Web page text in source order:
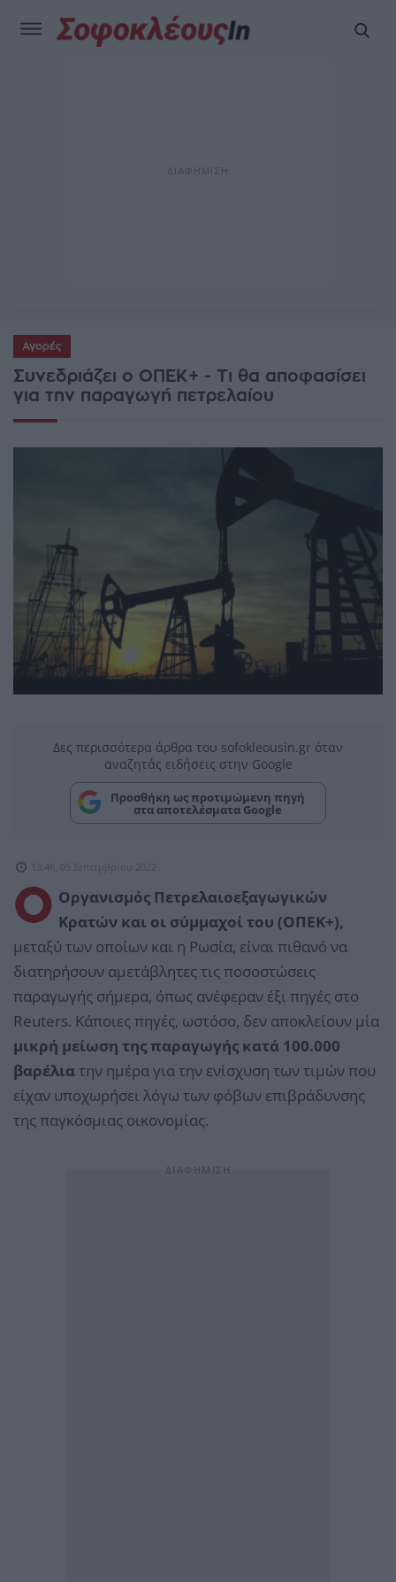
Αγορές
Συνεδριάζει ο ΟΠΕΚ+ - Τι θα αποφασίσει
για την παραγωγή πετρελαίου
Δες περισσότερα άρθρα του sofokleousin.gr όταν
αναζητάς ειδήσεις στην Google
Προσθήκη ως προτιμώμενη πηγή
στα αποτελέσματα Google
13:46, 05 Σεπτεμβρίου 2022
Ο Οργανισμός Πετρελαιοεξαγωγικών
Κρατών και οι σύμμαχοί του (ΟΠΕΚ+),
μεταξύ των οποίων και η Ρωσία, είναι πιθανό να
διατηρήσουν αμετάβλητες τις ποσοστώσεις
παραγωγής σήμερα, όπως ανέφεραν έξι πηγές στο
Reuters. Κάποιες πηγές, ωστόσο, δεν αποκλείουν μία
μικρή μείωση της παραγωγής κατά 100.000
βαρέλιατην ημέρα για την ενίσχυση των τιμών που
είχαν υποχωρήσει λόγω των φόβων επιβράδυνσης
της παγκόσμιας οικονομίας.